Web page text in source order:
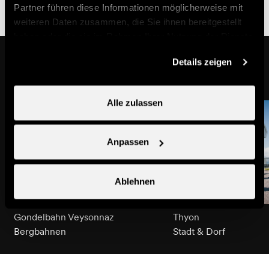
Partner führen diese Informationen möglicherweise mit
weiteren Daten zusammen, die Sie ihnen bereitgestellt
Details zeigen
Alle zulassen
Anpassen
Ablehnen
Gondelbahn Veysonnaz
Bergbahnen
Thyon
Stadt & Dorf